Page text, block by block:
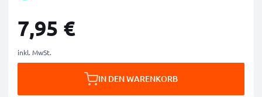
7,95 €
inkl. MwSt.
IN DEN WARENKORB